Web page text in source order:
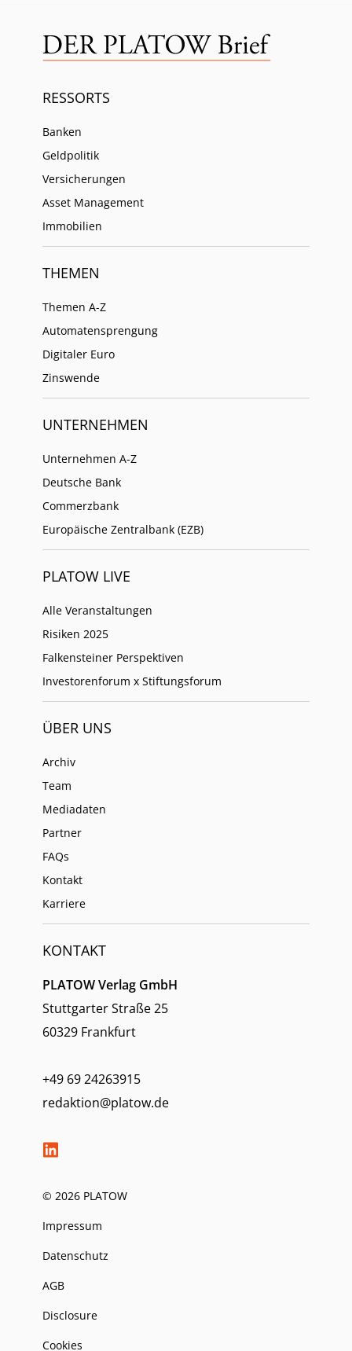
RESSORTS
Banken
Geldpolitik
Versicherungen
Asset Management
Immobilien
THEMEN
Themen A-Z
Automatensprengung
Digitaler Euro
Zinswende
UNTERNEHMEN
Unternehmen A-Z
Deutsche Bank
Commerzbank
Europäische Zentralbank (EZB)
PLATOW LIVE
Alle Veranstaltungen
Risiken 2025
Falkensteiner Perspektiven
Investorenforum x Stiftungsforum
ÜBER UNS
Archiv
Team
Mediadaten
Partner
FAQs
Kontakt
Karriere
KONTAKT
PLATOW Verlag GmbH
Stuttgarter Straße 25
60329 Frankfurt
+49 69 24263915
redaktion@platow.de
© 2026 PLATOW
Impressum
Datenschutz
AGB
Disclosure
Cookies